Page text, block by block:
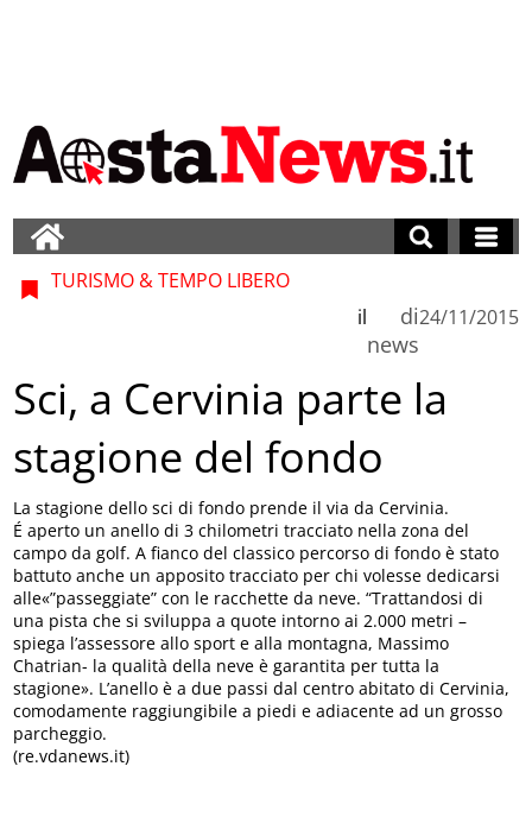
TURISMO & TEMPO LIBERO
di
news
il 24/11/2015
Sci, a Cervinia parte la
stagione del fondo
La stagione dello sci di fondo prende il via da Cervinia.
É aperto un anello di 3 chilometri tracciato nella zona del
campo da golf. A fianco del classico percorso di fondo è stato
battuto anche un apposito tracciato per chi volesse dedicarsi
alle«”passeggiate” con le racchette da neve. “Trattandosi di
una pista che si sviluppa a quote intorno ai 2.000 metri –
spiega l’assessore allo sport e alla montagna, Massimo
Chatrian- la qualità della neve è garantita per tutta la
stagione». L’anello è a due passi dal centro abitato di Cervinia,
comodamente raggiungibile a piedi e adiacente ad un grosso
parcheggio.
(re.vdanews.it)